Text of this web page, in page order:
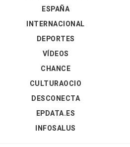
ESPAÑA
INTERNACIONAL
DEPORTES
VÍDEOS
CHANCE
CULTURAOCIO
DESCONECTA
EPDATA.ES
INFOSALUS